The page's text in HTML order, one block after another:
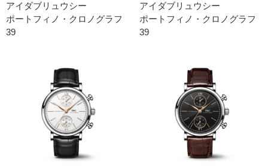
アイダブリュウシー
ポートフィノ・クロノグラフ
39
アイダブリュウシー
ポートフィノ・クロノグラフ
39